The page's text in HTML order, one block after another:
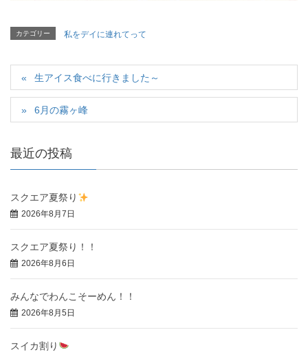
カテゴリー 私をデイに連れてって
生アイス食べに行きました～
6月の霧ヶ峰
最近の投稿
スクエア夏祭り
2026年8月7日
スクエア夏祭り！！
2026年8月6日
みんなでわんこそーめん！！
2026年8月5日
スイカ割り